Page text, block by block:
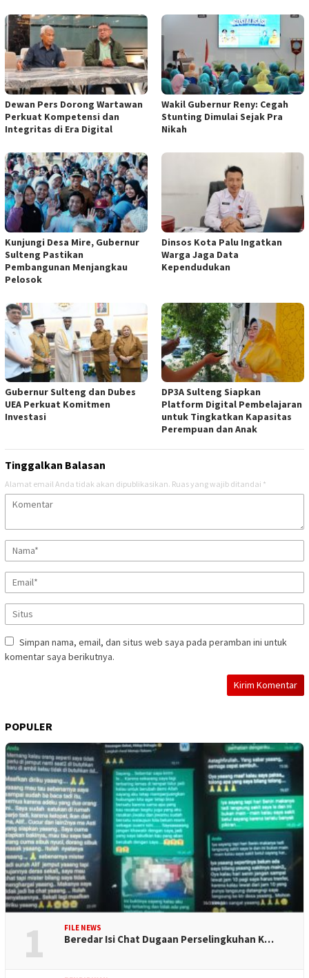
Dewan Pers Dorong Wartawan
Perkuat Kompetensi dan
Integritas di Era Digital
Wakil Gubernur Reny: Cegah
Stunting Dimulai Sejak Pra
Nikah
Kunjungi Desa Mire, Gubernur
Sulteng Pastikan
Pembangunan Menjangkau
Pelosok
Dinsos Kota Palu Ingatkan
Warga Jaga Data
Kependudukan
Gubernur Sulteng dan Dubes
UEA Perkuat Komitmen
Investasi
DP3A Sulteng Siapkan
Platform Digital Pembelajaran
untuk Tingkatkan Kapasitas
Perempuan dan Anak
Tinggalkan Balasan
Alamat email Anda tidak akan dipublikasikan. Ruas yang wajib ditandai *
Simpan nama, email, dan situs web saya pada peramban ini untuk
komentar saya berikutnya.
POPULER
1 FILE NEWS
Beredar Isi Chat Dugaan Perselingkuhan K…